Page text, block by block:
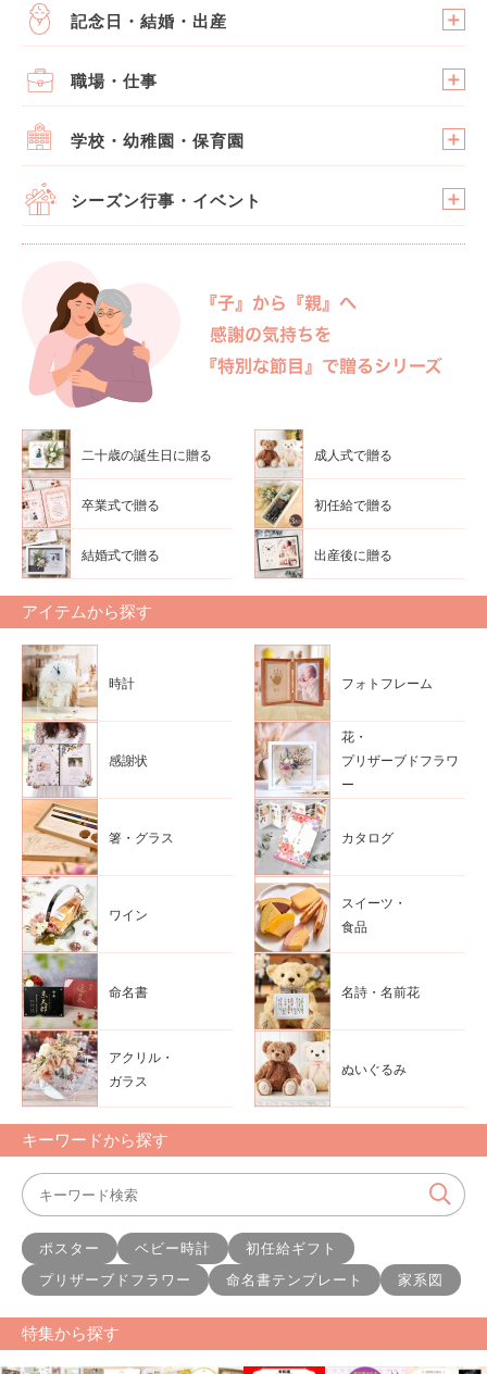
記念日・結婚・出産
職場・仕事
学校・幼稚園・保育園
シーズン行事・イベント
二十歳の誕生日に贈る 成人式で贈る
卒業式で贈る 初任給で贈る
結婚式で贈る 出産後に贈る
アイテムから探す
時計 フォトフレーム
感謝状
花・
プリザーブドフラワ
ー
箸・グラス カタログ
ワイン
スイーツ・
食品
命名書 名詩・名前花
アクリル・
ガラス
ぬいぐるみ
キーワードから探す
ポスター ベビー時計
初任給ギフト
プリザーブドフラワー
命名書テンプレート 家系図
特集から探す